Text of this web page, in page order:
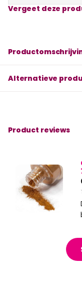
Vergeet deze
Alternatieve
Product reviews